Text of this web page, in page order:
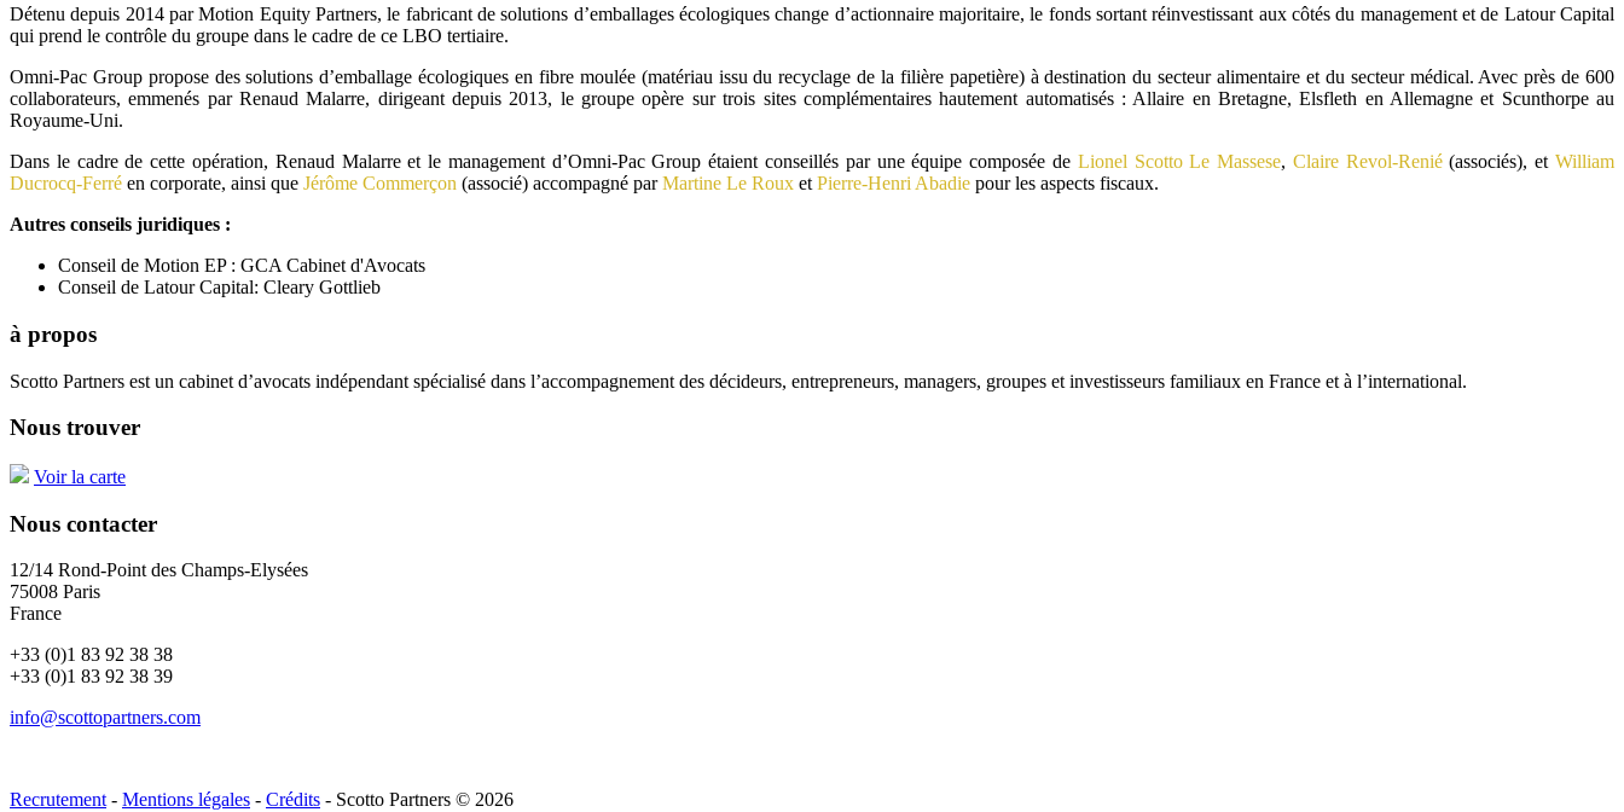
Détenu depuis 2014 par Motion Equity Partners, le fabricant de solutions d’emballages écologiques change d’actionnaire majoritaire, le fonds sortant réinvestissant aux côtés du management et de Latour Capital
qui prend le contrôle du groupe dans le cadre de ce LBO tertiaire.
Omni-Pac Group propose des solutions d’emballage écologiques en fibre moulée (matériau issu du recyclage de la filière papetière) à destination du secteur alimentaire et du secteur médical. Avec près de 600
collaborateurs, emmenés par Renaud Malarre, dirigeant depuis 2013, le groupe opère sur trois sites complémentaires hautement automatisés : Allaire en Bretagne, Elsfleth en Allemagne et Scunthorpe au
Royaume-Uni.
Dans le cadre de cette opération, Renaud Malarre et le management d’Omni-Pac Group étaient conseillés par une équipe composée de Lionel Scotto Le Massese, Claire Revol-Renié(associés), etWilliam
Ducrocq-Ferré en corporate, ainsi que Jérôme Commerçon (associé) accompagné parMartine Le Roux et Pierre-Henri Abadie pour les aspects fiscaux.
Autres conseils juridiques :
Conseil de Motion EP : GCA Cabinet d'Avocats
Conseil de Latour Capital: Cleary Gottlieb
à propos
Scotto Partners est un cabinet d’avocats indépendant spécialisé dans l’accompagnement des décideurs, entrepreneurs, managers, groupes et investisseurs familiaux en France et à l’international.
Nous trouver
Voir la carte
Nous contacter
12/14 Rond-Point des Champs-Elysées
75008 Paris
France
+33 (0)1 83 92 38 38
+33 (0)1 83 92 38 39
info@scottopartners.com
Recrutement- Mentions légales - Crédits - Scotto Partners © 2026